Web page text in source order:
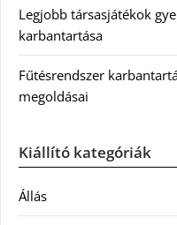
Legjobb társasjátékok
karbantartása
Fűtésrendszer
megoldásai
Kiállító kategóriák
Állás